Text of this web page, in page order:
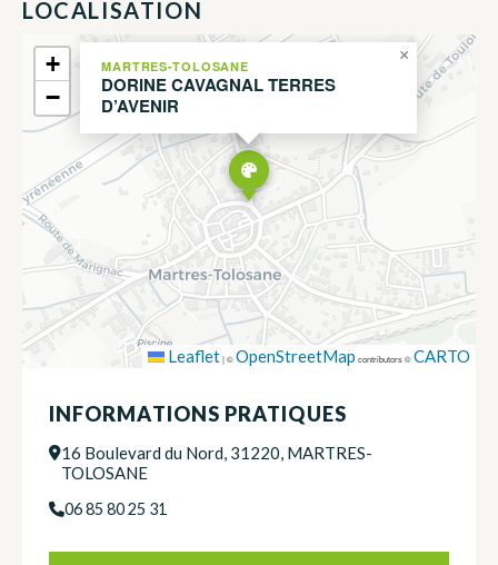
LOCALISATION
MARTRES-TOLOSANE
DORINE CAVAGNAL TERRES
D’AVENIR
×
+
−
Leaflet|©OpenStreetMap contributors ©CARTO
INFORMATIONS PRATIQUES
16 Boulevard du Nord, 31220, MARTRES-
TOLOSANE
06 85 80 25 31